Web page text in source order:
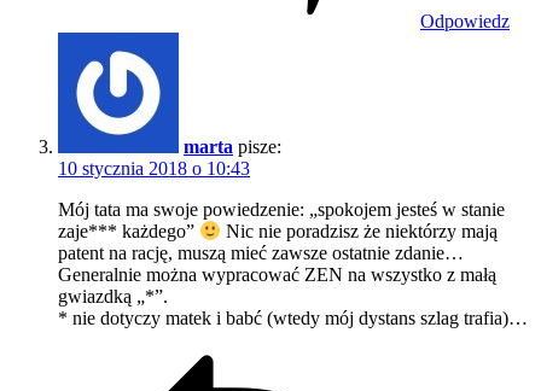
Odpowiedz
marta pisze:
10 stycznia 2018 o 10:43
Mój tata ma swoje powiedzenie: „spokojem jesteś w stanie
zaje*** każdego”
Nic nie poradzisz że niektórzy mają
patent na rację, muszą mieć zawsze ostatnie zdanie…
Generalnie można wypracować ZEN na wszystko z małą
gwiazdką „*”.
* nie dotyczy matek i babć (wtedy mój dystans szlag trafia)…